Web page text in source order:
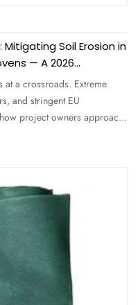
Soil Erosion in
— A 2026
and Buyers
a crossroads. Extreme
and stringent EU
project owners approach
alone costs France an
damage and...